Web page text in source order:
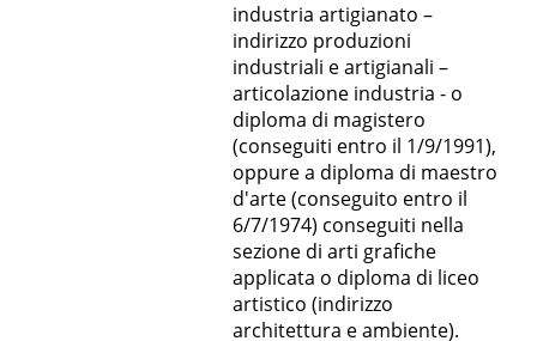
industria artigianato –
indirizzo produzioni
industriali e artigianali –
articolazione industria - o
diploma di magistero
(conseguiti entro il 1/9/1991),
oppure a diploma di maestro
d'arte (conseguito entro il
6/7/1974) conseguiti nella
sezione di arti grafiche
applicata o diploma di liceo
artistico (indirizzo
architettura e ambiente).